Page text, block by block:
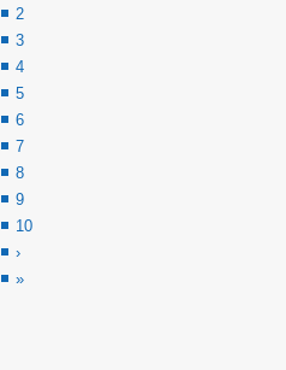
2
3
4
5
6
7
8
9
10
›
»